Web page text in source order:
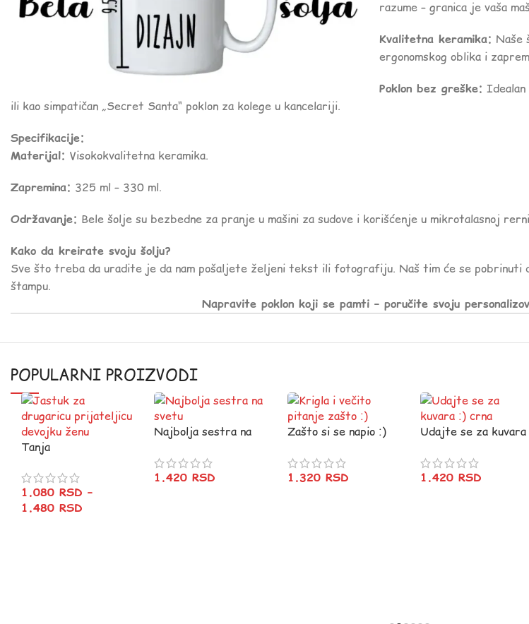
razume – granica je vaša
Kvalitetna keramika: Naše
ergonomskog oblika i
Poklon bez greške: Idealan
ili kao simpatičan „Secret Santa“ poklon za kolege u kancelariji.
Specifikacije:
Materijal: Visokokvalitetna keramika.
Zapremina: 325 ml – 330 ml.
Održavanje: Bele šolje su bezbedne za pranje u mašini za sudove i korišćenje u mikrotalasnoj
Kako da kreirate svoju šolju?
Sve što treba da uradite je da nam pošaljete željeni tekst ili fotografiju. Naš tim će se pobrinuti
štampu.
Napravite poklon koji se pamti – poručite svoju
POPULARNI PROIZVODI
Tanja
1.080 RSD –
1.480 RSD
Najbolja sestra na
1.420RSD
Zašto si se napio :)
1.320 RSD
Udajte se za kuvara
1.420 RSD